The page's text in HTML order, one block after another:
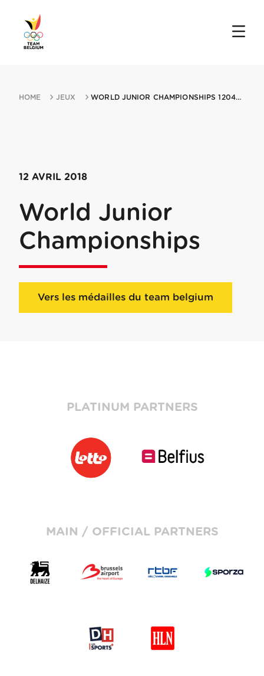
HOME JEUX WORLD JUNIOR CHAMPIONSHIPS 12042018 HAMMAMET
12 AVRIL 2018
World Junior
Championships
Vers les médailles du team belgium
PLATINUM PARTNERS
MAIN / OFFICIAL PARTNERS